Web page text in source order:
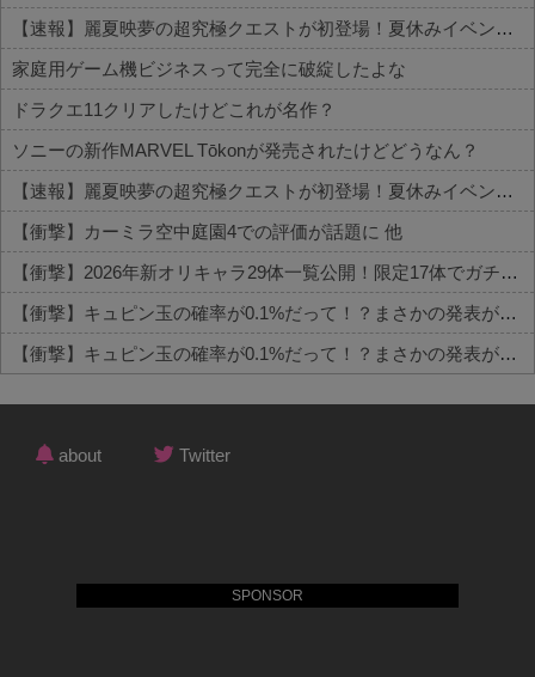
SPONSOR
【速報】麗夏映夢の超究極クエストが初登場！夏休みイベントの新展開
家庭用ゲーム機ビジネスって完全に破綻したよな
ドラクエ11クリアしたけどこれが名作？
ソニーの新作MARVEL Tōkonが発売されたけどどうなん？
【速報】麗夏映夢の超究極クエストが初登場！夏休みイベントの新展開 他
【衝撃】カーミラ空中庭園4での評価が話題に 他
【衝撃】2026年新オリキャラ29体一覧公開！限定17体でガチャの質が 他
【衝撃】キュピン玉の確率が0.1%だって！？まさかの発表がコチラ 他
【衝撃】キュピン玉の確率が0.1%だって！？まさかの発表がコチラ 他
Powered by livedoor 相互RSS
about Twitter